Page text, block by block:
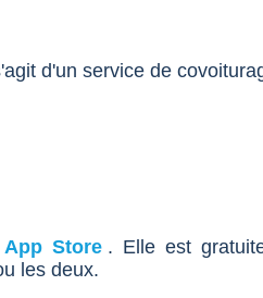
d'un service de
App Store . Elle est
les deux.